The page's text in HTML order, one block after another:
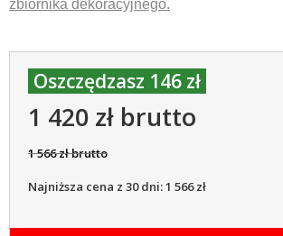
zbiornika dekoracyjnego.
Oszczędzasz 146 zł
1 420 zł brutto
1 566 zł brutto
Najniższa cena z 30 dni: 1 566 zł